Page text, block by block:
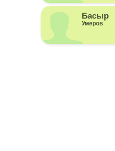
Басыр
Умеров